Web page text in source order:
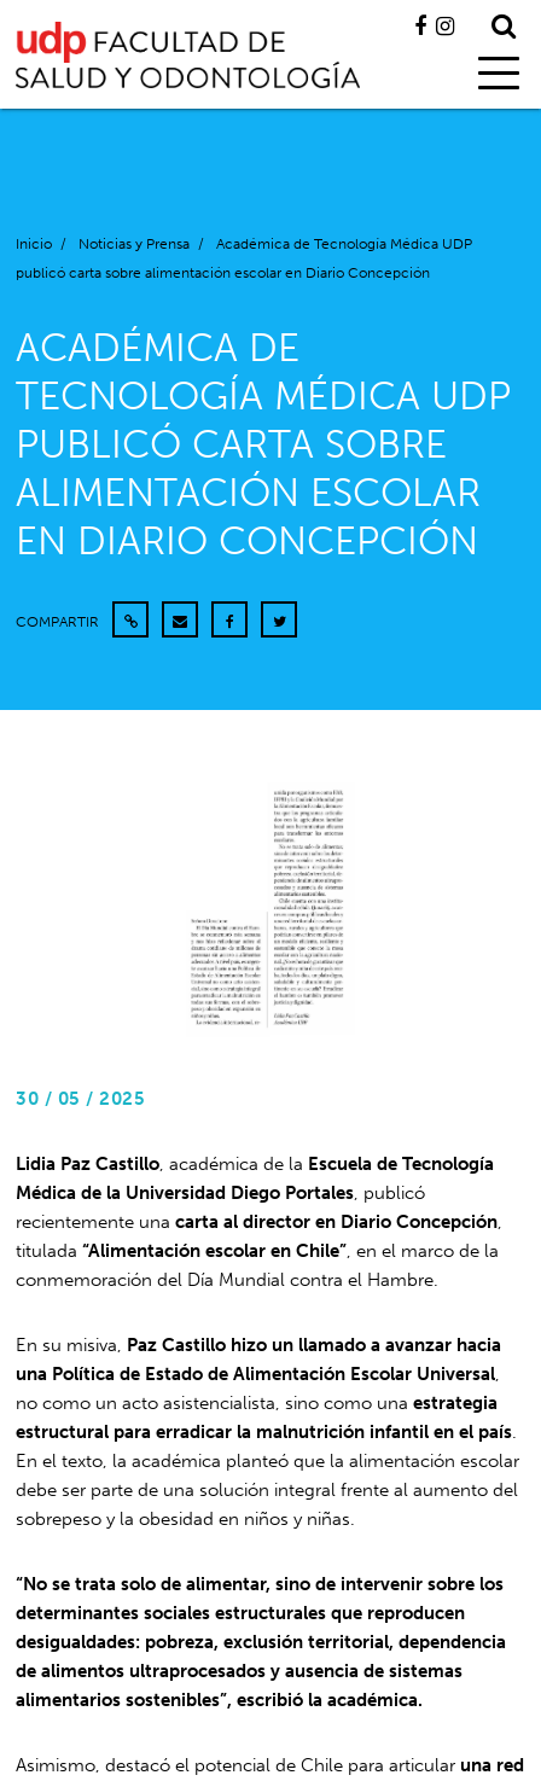
Inicio / Noticias y Prensa /
Académica de Tecnología Médica UDP
publicó carta sobre alimentación escolar en Diario Concepción
ACADÉMICA DE
TECNOLOGÍA MÉDICA UDP
PUBLICÓ CARTA SOBRE
ALIMENTACIÓN ESCOLAR
EN DIARIO CONCEPCIÓN
COMPARTIR
30 / 05 / 2025
Lidia Paz Castillo , académica de la Escuela de Tecnología
Médica de la Universidad Diego Portales , publicó
recientemente unacarta al director en Diario Concepción
titulada“Alimentación escolar en Chile” , en el marco de la
conmemoración del Día Mundial contra el Hambre.
En su misiva, Paz Castillo hizo un llamado a avanzar hacia
una Política de Estado de Alimentación Escolar Universal
no como un acto asistencialista, sino como unaestrategia
estructural para erradicar la malnutrición infantil en el país
En el texto, la académica planteó que la alimentación escolar
debe ser parte de una solución integral frente al aumento del
sobrepeso y la obesidad en niños y niñas.
“No se trata solo de alimentar, sino de intervenir sobre los
determinantes sociales estructurales que reproducen
desigualdades: pobreza, exclusión territorial, dependencia
de alimentos ultraprocesados y ausencia de sistemas
alimentarios sostenibles”, escribió la académica.
Asimismo, destacó el potencial de Chile para articular una red